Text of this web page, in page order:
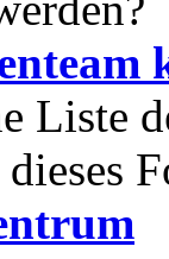
Liste